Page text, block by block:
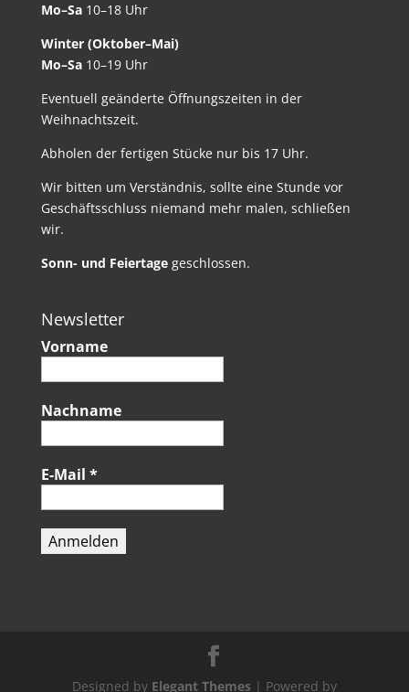
Mo–Sa10–18 Uhr
Winter (Oktober–Mai)
Mo–Sa10–19 Uhr
Eventuell geänderte Öffnungszeiten in der
Weihnachtszeit.
Abholen der fertigen Stücke nur bis 17 Uhr.
Wir bitten um Verständnis, sollte eine Stunde vor
Geschäftsschluss niemand mehr malen, schließen
wir.
Sonn- und Feiertagegeschlossen.
Newsletter
Vorname
Nachname
E-Mail *
Designed by Elegant Themes| Powered by